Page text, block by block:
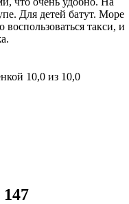
Для детей батут. Море
такси, и
10,0 из 10,0